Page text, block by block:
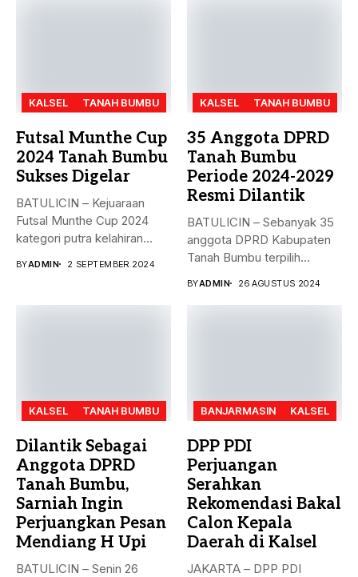
KALSEL TANAH BUMBU
Futsal Munthe Cup
2024 Tanah Bumbu
Sukses Digelar
BATULICIN – Kejuaraan
Futsal Munthe Cup 2024
kategori putra kelahiran
BYADMIN 2 SEPTEMBER 2024
KALSEL TANAH BUMBU
35 Anggota DPRD
Tanah Bumbu
Periode 2024-2029
Resmi Dilantik
BATULICIN – Sebanyak 35
anggota DPRD Kabupaten
Tanah Bumbu terpilih
BYADMIN 26 AGUSTUS 2024
KALSEL TANAH BUMBU
Dilantik Sebagai
Anggota DPRD
Tanah Bumbu,
Sarniah Ingin
Perjuangkan Pesan
Mendiang H Upi
BATULICIN – Senin 26
BANJARMASIN KALSEL
DPP PDI
Perjuangan
Serahkan
Rekomendasi Bakal
Calon Kepala
Daerah di Kalsel
JAKARTA – DPP PDI